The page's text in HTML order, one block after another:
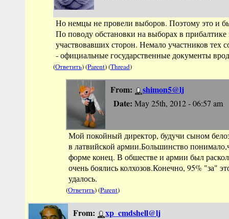
Но немцы не провели выборов. Поэтому это и
По поводу обстановки на выборах в прибалтике
участвовавших сторон. Немало участников
- официальные государственные документы
(Ответить) (Parent) (Thread)
From:
shimon5@lj
Date: May 25th, 2012 - 06:57 am
Мой покойный директор, будучи сыном
в латвийской армии.Большинство
форме конец. В обшестве и армии был
очень боялись колхозов.Конечно, 95% "за"
удалось.
(Ответить) (Parent)
From:
xp_cmdshell@lj